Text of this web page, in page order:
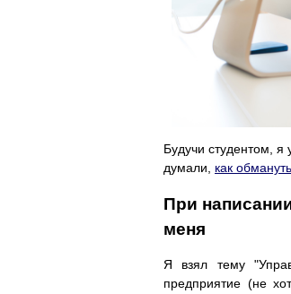
Будучи студентом, я
думали, как
При
меня
Я взял тему
предприятие (не